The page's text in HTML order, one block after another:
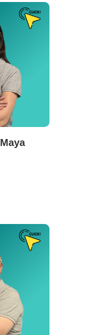
no preguntes qué
❞
tiempo ❞